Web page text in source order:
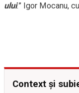
ului.” Igor Mocanu,
Context și